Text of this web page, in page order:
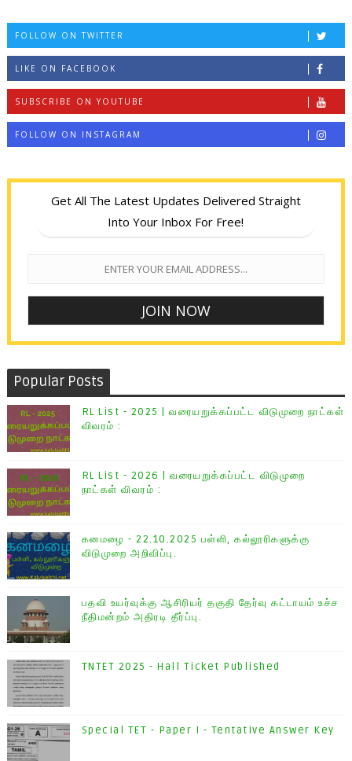
FOLLOW ON TWITTER
LIKE ON FACEBOOK
SUBSCRIBE ON YOUTUBE
FOLLOW ON INSTAGRAM
Get All The Latest Updates Delivered Straight
Into Your Inbox For Free!
Popular Posts
RL List - 2025 | வரையறுக்கப்பட்ட விடுமுறை நாட்கள்
விவரம் :
RL List - 2026 | வரையறுக்கப்பட்ட விடுமுறை
நாட்கள் விவரம் :
கனமழை - 22.10.2025 பள்ளி, கல்லூரிகளுக்கு
விடுமுறை அறிவிப்பு.
பதவி உயர்வுக்கு ஆசிரியர் தகுதி தேர்வு கட்டாயம் உச்ச
நீதிமன்றம் அதிரடி தீர்ப்பு.
TNTET 2025 - Hall Ticket Published
Special TET - Paper I - Tentative Answer Key